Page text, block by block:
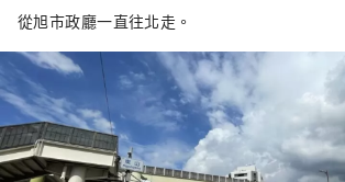
從旭市政廳一直往北走。